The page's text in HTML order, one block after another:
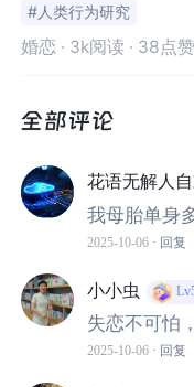
研究还发现，人们在
为，只能任由情绪蔓
失恋让我们失去自我
当我们处于一段恋爱
人的极大影响。恋人
#人类行为研究
婚恋 · 3k阅读 · 38点赞
花语无解人
我母胎单身
2025-10-06 · 回复
小小虫
失恋不可怕
2025-10-06 · 回复